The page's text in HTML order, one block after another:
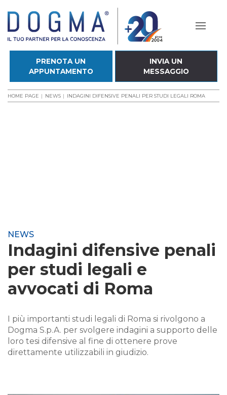
PRENOTA UN
APPUNTAMENTO
INVIA UN
MESSAGGIO
HOME PAGE NEWS INDAGINI DIFENSIVE PENALI PER STUDI LEGALI ROMA
NEWS
Indagini difensive penali
per studi legali e
avvocati di Roma
I più importanti studi legali di Roma si rivolgono a
Dogma S.p.A. per svolgere indagini a supporto delle
loro tesi difensive al fine di ottenere prove
direttamente utilizzabili in giudizio.